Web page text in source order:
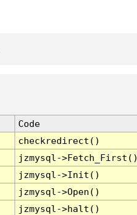
Code
checkredirect()
jzmysql-
jzmysql->Init()
jzmysql->Open()
jzmysql->halt()